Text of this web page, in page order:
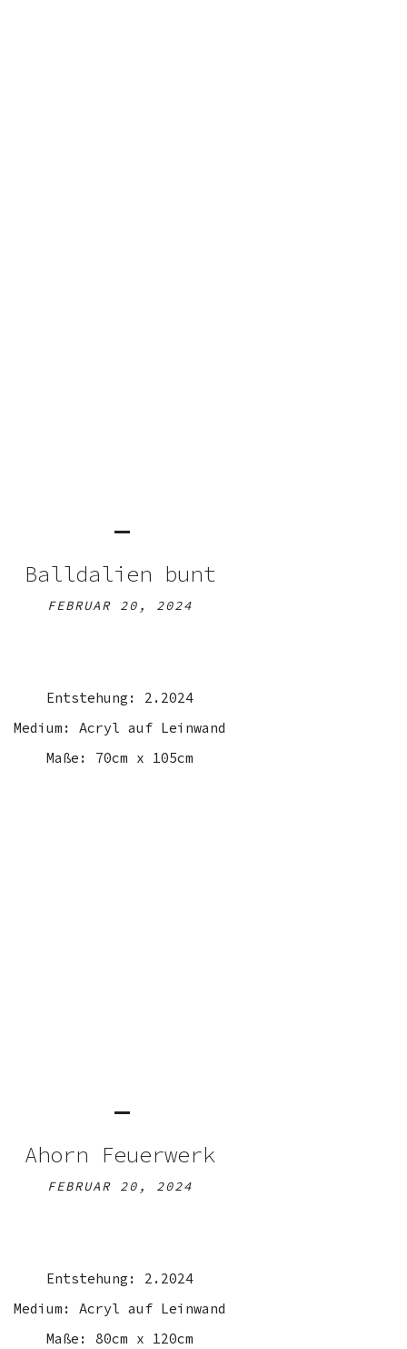
Balldalien bunt
FEBRUAR 20, 2024
Entstehung: 2.2024
Medium: Acryl auf Leinwand
Maße: 70cm x 105cm
Ahorn Feuerwerk
FEBRUAR 20, 2024
Entstehung: 2.2024
Medium: Acryl auf Leinwand
Maße: 80cm x 120cm